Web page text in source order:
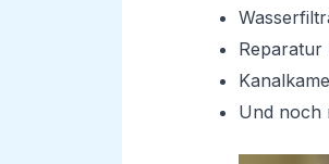
Reparatur
Und noch